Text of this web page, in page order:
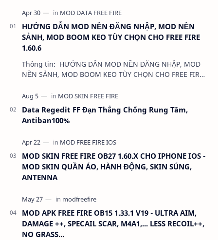
HƯỚNG DẪN MOD NỀN ĐĂNG NHẬP, MOD NỀN
SẢNH, MOD BOOM KEO TÙY CHỌN CHO FREE FIRE
1.60.6
Thông tin: HƯỚNG DẪN MOD NỀN ĐĂNG NHẬP, MOD
NỀN SẢNH, MOD BOOM KEO TÙY CHỌN CHO FREE FIRE
Data Regedit FF Đạn Thẳng Chống Rung Tâm,
Antiban100%
MOD SKIN FREE FIRE OB27 1.60.X CHO IPHONE IOS -
MOD SKIN QUẦN ÁO, HÀNH ĐỘNG, SKIN SÚNG,
ANTENNA
MOD APK FREE FIRE OB15 1.33.1 V19 - ULTRA AIM,
DAMAGE ++, SPECAIL SCAR, M4A1,... LESS RECOIL++,
NO GRASS...